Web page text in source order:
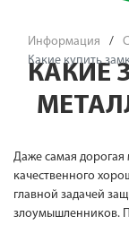
Информация /
Какие купить
КАКИЕ
Даже самая дорогая
качественного
главной задачей
злоумышленников.